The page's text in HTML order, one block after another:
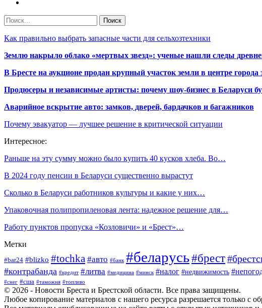
Как правильно выбрать запасные части для сельхозтехники
Землю накрыло облако «мертвых звезд»: ученые нашли следы
В Бресте на аукционе продан крупный участок земли в центре города
Продюсеры и независимые артисты: почему шоу-бизнес в Беларуси
Аварийное вскрытие авто: замков, дверей, бардачков и багажников
Почему эвакуатор — лучшее решение в критической ситуации
Интересное:
Раньше на эту сумму можно было купить 40 кусков хлеба. Во…
В 2024 году пенсии в Беларуси существенно вырастут
Сколько в Беларуси работников культуры и какие у них…
Упаковочная полипропиленовая лента: надежное решение для…
Работу пунктов пропуска «Козловичи» и «Брест»…
Метки
#bar24 #blizko #tochka #авто #банк #беларусь#брест
#контрабанда #кредит #литва #медицина #минск #налог #недвижимость
#снег #сша #таможня #топливо
© 2026 - Новости Бреста и Брестской области. Все права защищены.
Любое копирование материалов с нашего ресурса разрешается только с